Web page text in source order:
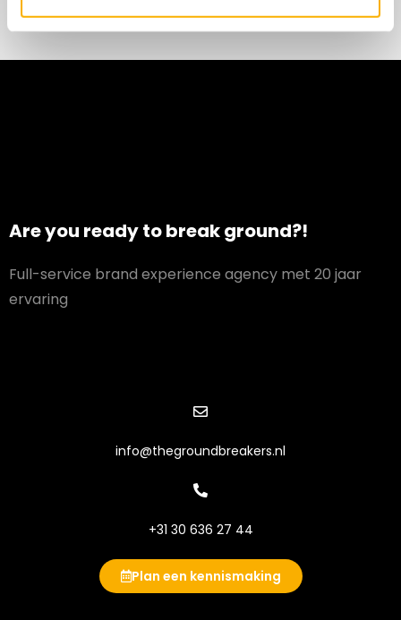
Are you ready to break ground?!
Full-service brand experience agency met 20 jaar
ervaring
info@thegroundbreakers.nl
+31 30 636 27 44
Plan een kennismaking